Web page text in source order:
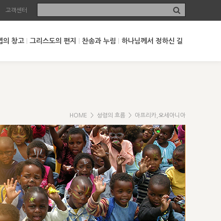
고객센터
의 창고 그리스도의 편지 찬송과 누림 하나님께서 정하신 길
HOME > 성령의 흐름 > 아프리카,오세아니아